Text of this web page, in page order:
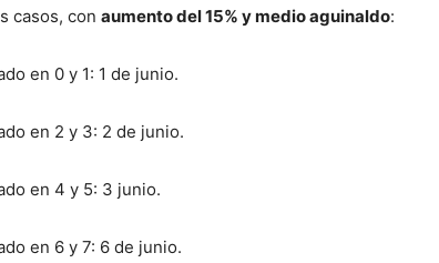
casos, con aumento del 15% y medio aguinaldo:
en 0 y 1: 1 de junio.
en 2 y 3: 2 de junio.
en 4 y 5: 3 junio.
en 6 y 7: 6 de junio.